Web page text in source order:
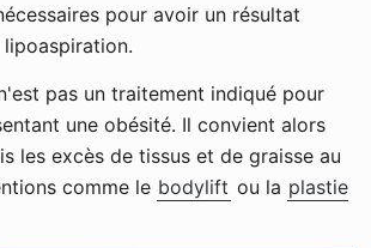
pour avoir un résultat
pas un traitement indiqué pour
une obésité. Il convient alors
les excès de tissus et de graisse au
comme le bodylift ou la plastie